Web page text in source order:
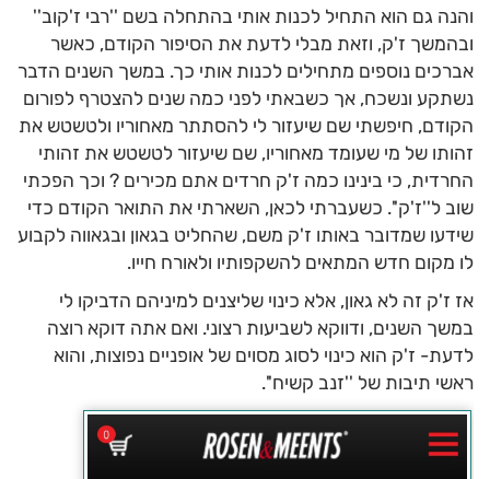
והנה גם הוא התחיל לכנות אותי בהתחלה בשם ''רבי ז'קוב''
ובהמשך ז'ק, וזאת מבלי לדעת את הסיפור הקודם, כאשר
אברכים נוספים מתחילים לכנות אותי כך. במשך השנים הדבר
נשתקע ונשכח, אך כשבאתי לפני כמה שנים להצטרף לפורום
הקודם, חיפשתי שם שיעזור לי להסתתר מאחוריו ולטשטש את
זהותו של מי שעומד מאחוריו, שם שיעזור לטשטש את זהותי
החרדית, כי בינינו כמה ז'ק חרדים אתם מכירים ? וכך הפכתי
שוב ל''ז'ק''. כשעברתי לכאן, השארתי את התואר הקודם כדי
שידעו שמדובר באותו ז'ק משם, שהחליט בגאון ובגאווה לקבוע
לו מקום חדש המתאים להשקפותיו ולאורח חייו.
אז ז'ק זה לא גאון, אלא כינוי שליצנים למיניהם הדביקו לי
במשך השנים, ודווקא לשביעות רצוני. ואם אתה דוקא רוצה
לדעת- ז'ק הוא כינוי לסוג מסוים של אופניים נפוצות, והוא
ראשי תיבות של ''זנב קשיח''.